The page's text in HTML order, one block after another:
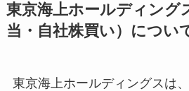
東京海上ホールディング
当・自社株買い）につい
東京海上ホールディングスは